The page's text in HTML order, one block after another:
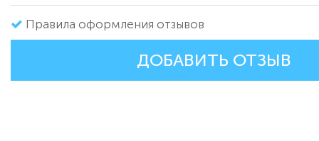
Правила оформления отзывов
ДОБАВИТЬ ОТЗЫВ